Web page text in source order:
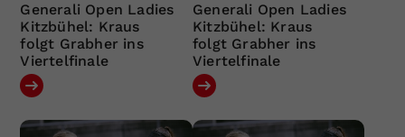
Generali Open Ladies
Kitzbühel: Kraus
folgt Grabher ins
Viertelfinale
Generali Open Ladies
Kitzbühel: Kraus
folgt Grabher ins
Viertelfinale